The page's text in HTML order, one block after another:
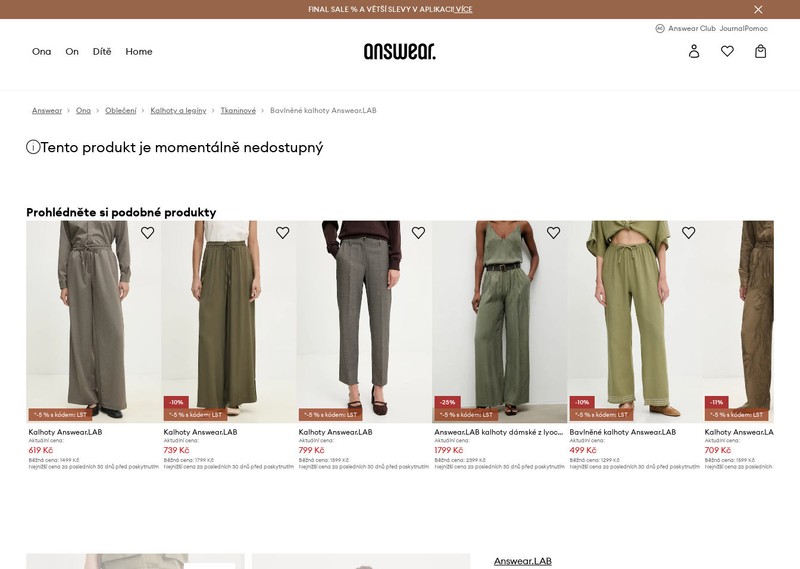
Doručení a vrácení zdarma (od 1800 Kč) Doručení i do 24 h
FINAL SALE % A VĚTŠÍ SLEVY V APLIKACI! VÍCE
Answear Club JournalPomoc
Ona On Dítě Home
Answear Ona Oblečení Kalhoty a legíny Tkaninové Bavlněné kalhoty Answear.LAB
Tento produkt je momentálně nedostupný
Prohlédněte si podobné produkty
*-5 % s kódem: LST
Kalhoty Answear.LAB
Aktuální cena:
619 Kč
Běžná cena: 1499 Kč
Nejnižší cena za posledních 30 dnů před poskytnutím
-10%
*-5 % s kódem: LST
Kalhoty Answear.LAB
Aktuální cena:
739 Kč
Běžná cena:1799 Kč
Nejnižší cena za posledních 30 dnů před poskytnutím
*-5 % s kódem: LST
Kalhoty Answear.LAB
Aktuální cena:
799 Kč
Běžná cena: 1599 Kč
Nejnižší cena za posledních 30 dnů před poskytnutím
-25%
*-5 % s kódem: LST
Answear.LAB kalhoty dámské z lyocellu
Aktuální cena:
1799 Kč
Běžná cena: 2399 Kč
Nejnižší cena za posledních 30 dnů před poskytnutím
-10%
*-5 % s kódem: LST
Bavlněné kalhoty Answear.LAB
Aktuální cena:
499 Kč
Běžná cena:1299 Kč
Nejnižší cena za posledních 30 dnů před poskytnutím
-11%
*-5 % s kódem: LST
Kalhoty Answear.LAB
Aktuální cena:
709 Kč
Běžná cena: 1599 Kč
Nejnižší cena za posledních 30 dnů
Answear.LAB